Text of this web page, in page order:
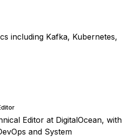
including Kafka, Kubernetes,
Editor at DigitalOcean, with
and System